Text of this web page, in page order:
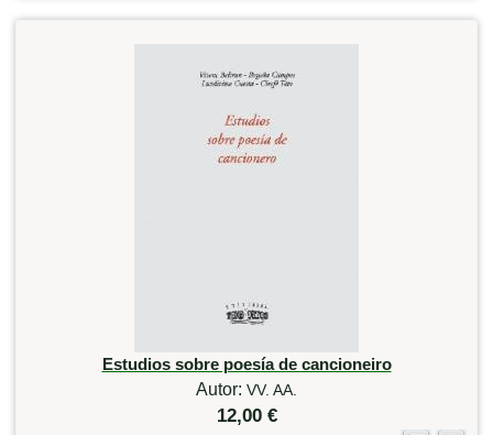
Estudios sobre poesía de cancioneiro
Autor: VV. AA.
12,00 €